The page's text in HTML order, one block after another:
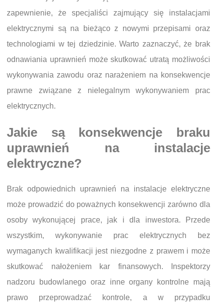
zapewnienie, że specjaliści zajmujący się instalacjami
elektrycznymi są na bieżąco z nowymi przepisami oraz
technologiami w tej dziedzinie. Warto zaznaczyć, że brak
odnawiania uprawnień może skutkować utratą możliwości
wykonywania zawodu oraz narażeniem na konsekwencje
prawne związane z nielegalnym wykonywaniem prac
elektrycznych.
Jakie są konsekwencje braku
uprawnień na instalacje
elektryczne?
Brak odpowiednich uprawnień na instalacje elektryczne
może prowadzić do poważnych konsekwencji zarówno dla
osoby wykonującej prace, jak i dla inwestora. Przede
wszystkim, wykonywanie prac elektrycznych bez
wymaganych kwalifikacji jest niezgodne z prawem i może
skutkować nałożeniem kar finansowych. Inspektorzy
nadzoru budowlanego oraz inne organy kontrolne mają
prawo przeprowadzać kontrole, a w przypadku